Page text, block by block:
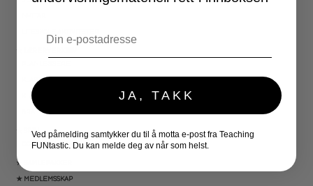
KLASSEROMSDEKOR
KLASSELEDELSE
BRAIN BREAKS
★ SPILL
DOMINOSPILL
★ SAMLEPAKKER
★ MEDLEMSSKAP
JA, TAKK
Ved påmelding samtykker du til å motta e-post fra Teaching
FUNtastic. Du kan melde deg av når som helst.